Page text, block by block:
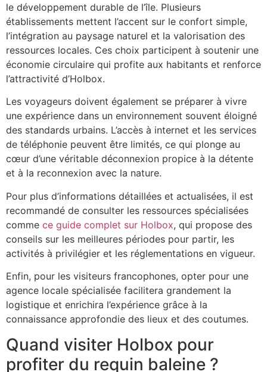
le développement durable de l’île. Plusieurs
établissements mettent l’accent sur le confort simple,
l’intégration au paysage naturel et la valorisation des
ressources locales. Ces choix participent à soutenir une
économie circulaire qui profite aux habitants et renforce
l’attractivité d’Holbox.
Les voyageurs doivent également se préparer à vivre
une expérience dans un environnement souvent éloigné
des standards urbains. L’accès à internet et les services
de téléphonie peuvent être limités, ce qui plonge au
cœur d’une véritable déconnexion propice à la détente
et à la reconnexion avec la nature.
Pour plus d’informations détaillées et actualisées, il est
recommandé de consulter les ressources spécialisées
comme ce guide complet sur Holbox, qui propose des
conseils sur les meilleures périodes pour partir, les
activités à privilégier et les réglementations en vigueur.
Enfin, pour les visiteurs francophones, opter pour une
agence locale spécialisée facilitera grandement la
logistique et enrichira l’expérience grâce à la
connaissance approfondie des lieux et des coutumes.
Quand visiter Holbox pour
profiter du requin baleine ?